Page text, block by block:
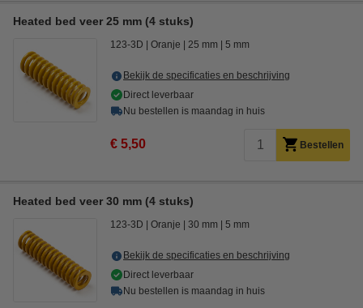
Heated bed veer 25 mm (4 stuks)
123-3D Oranje 25 mm 5 mm
Bekijk de specificaties en beschrijving
Direct leverbaar
Nu bestellen is maandag in huis
€ 5,50 Bestellen
Heated bed veer 30 mm (4 stuks)
123-3D Oranje 30 mm 5 mm
Bekijk de specificaties en beschrijving
Direct leverbaar
Nu bestellen is maandag in huis